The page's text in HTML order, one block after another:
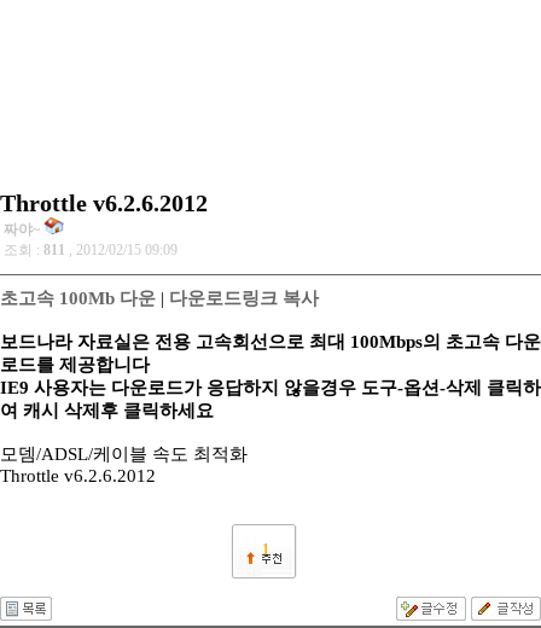
Throttle v6.2.6.2012
짜야~
조회 : 811 , 2012/02/15 09:09
초고속 100Mb 다운 | 다운로드링크 복사
보드나라 자료실은 전용 고속회선으로 최대 100Mbps의 초고속 다운
로드를 제공합니다
IE9 사용자는 다운로드가 응답하지 않을경우 도구-옵션-삭제 클릭하
여 캐시 삭제후 클릭하세요
모뎀/ADSL/케이블 속도 최적화
Throttle v6.2.6.2012
1